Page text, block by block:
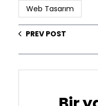
Web Tasarım
PREV POST